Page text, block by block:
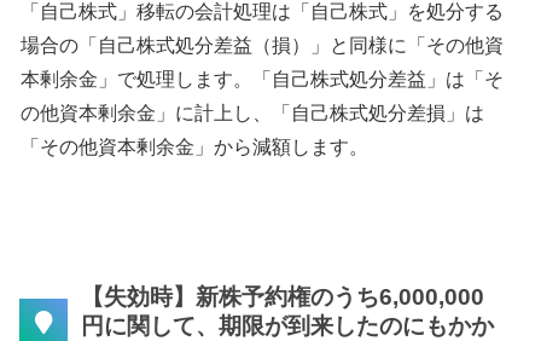
「自己株式」移転の会計処理は「自己株式」を処分する
場合の「自己株式処分差益（損）」と同様に「その他資
本剰余金」で処理します。「自己株式処分差益」は「そ
の他資本剰余金」に計上し、「自己株式処分差損」は
「その他資本剰余金」から減額します。
【失効時】新株予約権のうち6,000,000
円に関して、期限が到来したのにもかか